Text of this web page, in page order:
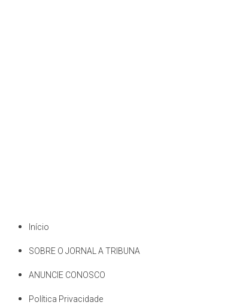
Início
SOBRE O JORNAL A TRIBUNA
ANUNCIE CONOSCO
Política Privacidade